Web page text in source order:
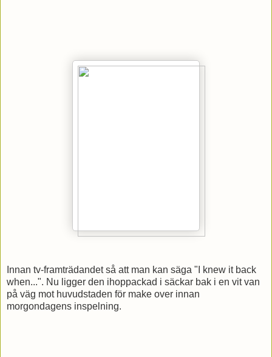
Innan tv-framträdandet så att man kan säga "I knew it back
when...". Nu ligger den ihoppackad i säckar bak i en vit van
på väg mot huvudstaden för make over innan
morgondagens inspelning.